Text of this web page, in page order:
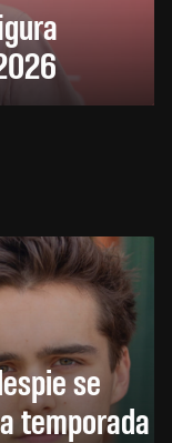
se
temporada